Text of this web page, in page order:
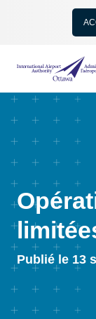
Administration
Publié le 13